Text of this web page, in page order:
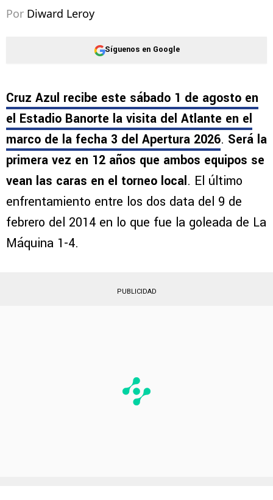
Por Diward Leroy
Síguenos en Google
Cruz Azul recibe este sábado 1 de agosto en
el Estadio Banorte la visita del Atlante en el
marco de la fecha 3 del Apertura 2026. Será la
primera vez en 12 años que ambos equipos se
vean las caras en el torneo local. El último
enfrentamiento entre los dos data del 9 de
febrero del 2014 en lo que fue la goleada de La
Máquina 1-4.
PUBLICIDAD